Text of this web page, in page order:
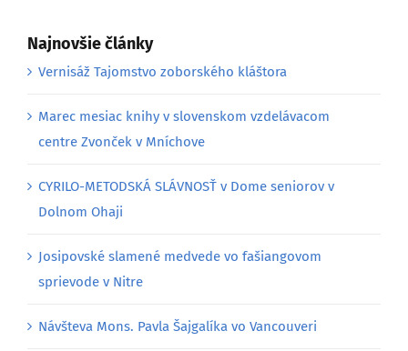
Najnovšie články
Marec mesiac knihy v slovenskom vzdelávacom
CYRILO-METODSKÁ SLÁVNOSŤ v Dome seniorov v
Josipovské slamené medvede vo fašiangovom